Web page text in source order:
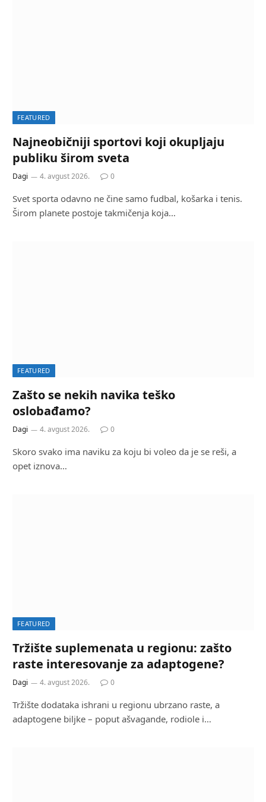
FEATURED
Najneobičniji sportovi koji okupljaju
publiku širom sveta
Dagi 4. avgust 2026. 0
Svet sporta odavno ne čine samo fudbal, košarka i tenis.
Širom planete postoje takmičenja koja…
FEATURED
Zašto se nekih navika teško
oslobađamo?
Dagi 4. avgust 2026. 0
Skoro svako ima naviku za koju bi voleo da je se reši, a
opet iznova…
FEATURED
Tržište suplemenata u regionu: zašto
raste interesovanje za adaptogene?
Dagi 4. avgust 2026. 0
Tržište dodataka ishrani u regionu ubrzano raste, a
adaptogene biljke – poput ašvagande, rodiole i…